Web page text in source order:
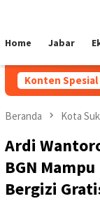
Mobile
Home Jabar
Konten Spesial
Rovers: Igor
Beranda Kota
Ardi
BGN
Bergizi